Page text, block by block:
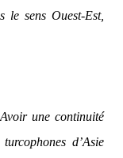
le sens Ouest-Est,
une continuité
d’Asie